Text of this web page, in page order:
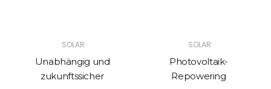
SOLAR
Unabhängig und
zukunftssicher
SOLAR
Photovoltaik-
Repowering